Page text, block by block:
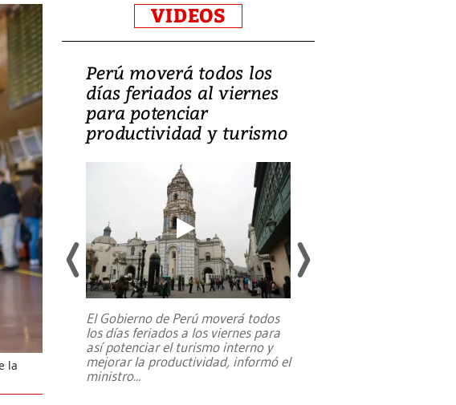
la
VIDEOS
y
el
Lula
Perú moverá todos los
días feriados al viernes
para potenciar
productividad y turismo
El Gobierno de Perú moverá todos
los días feriados a los viernes para
así potenciar el turismo interno y
mejorar la productividad, informó el
ministro...